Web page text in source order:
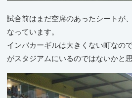
試合前はまだ空席のあったシートが
なっています。
インバカーギルは大きくない町なの
がスタジアムにいるのではないかと